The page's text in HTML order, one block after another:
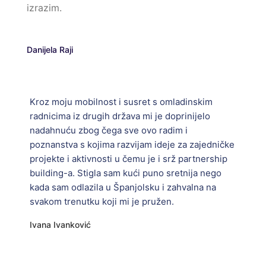
izrazim.
Danijela Raji
Kroz moju mobilnost i susret s omladinskim
radnicima iz drugih država mi je doprinijelo
nadahnuću zbog čega sve ovo radim i
poznanstva s kojima razvijam ideje za zajedničke
projekte i aktivnosti u čemu je i srž partnership
building-a. Stigla sam kući puno sretnija nego
kada sam odlazila u Španjolsku i zahvalna na
svakom trenutku koji mi je pružen.
Ivana Ivanković